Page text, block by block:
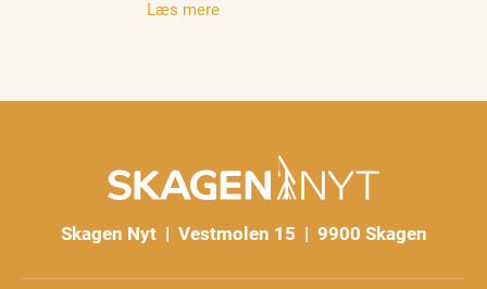
Læs mere
Skagen Nyt | Vestmolen 15 | 9900 Skagen